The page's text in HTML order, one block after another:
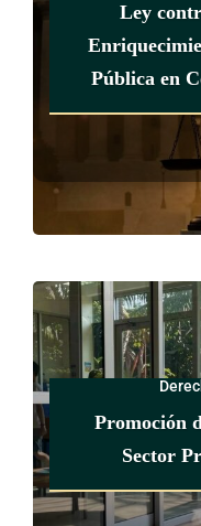
Ley
Pública en
Promoción
Sector